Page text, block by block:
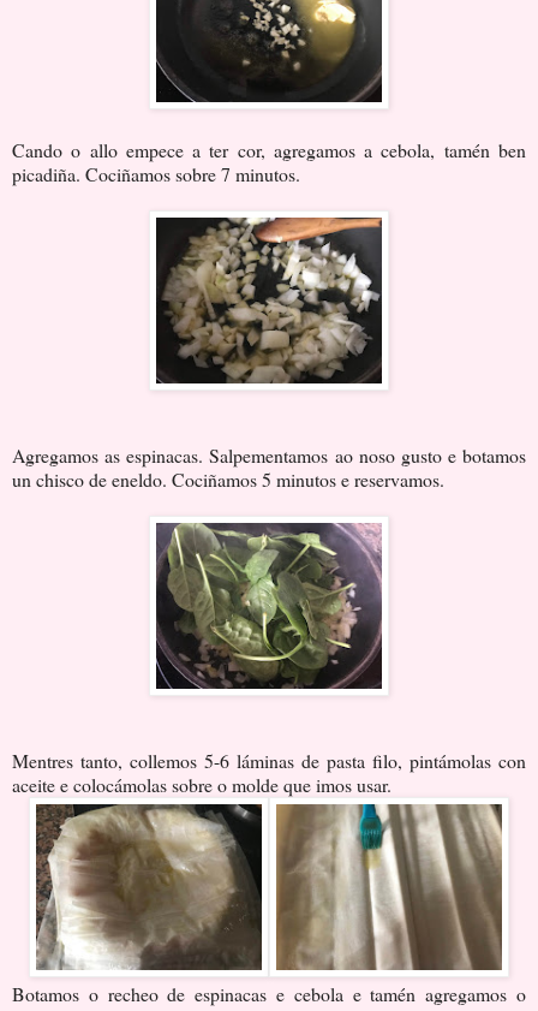
Cando o allo empece a ter cor, agregamos a cebola, tamén ben
picadiña. Cociñamos sobre 7 minutos.
Agregamos as espinacas. Salpementamos ao noso gusto e botamos
un chisco de eneldo. Cociñamos 5 minutos e reservamos.
Mentres tanto, collemos 5-6 láminas de pasta filo, pintámolas con
aceite e colocámolas sobre o molde que imos usar.
Botamos o recheo de espinacas e cebola e tamén agregamos o